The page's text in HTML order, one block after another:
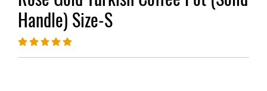
Handle) Size-S